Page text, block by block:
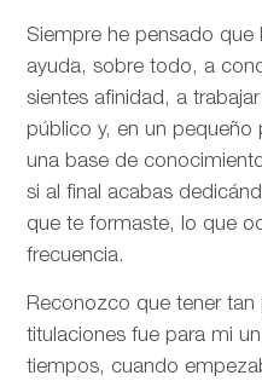
Siempre he pensado que
ayuda, sobre todo, a
sientes afinidad, a
público y, en un pequeño
una base de
si al final acabas
que te formaste, lo que
frecuencia.
Reconozco que tener
titulaciones fue para mi
tiempos, cuando